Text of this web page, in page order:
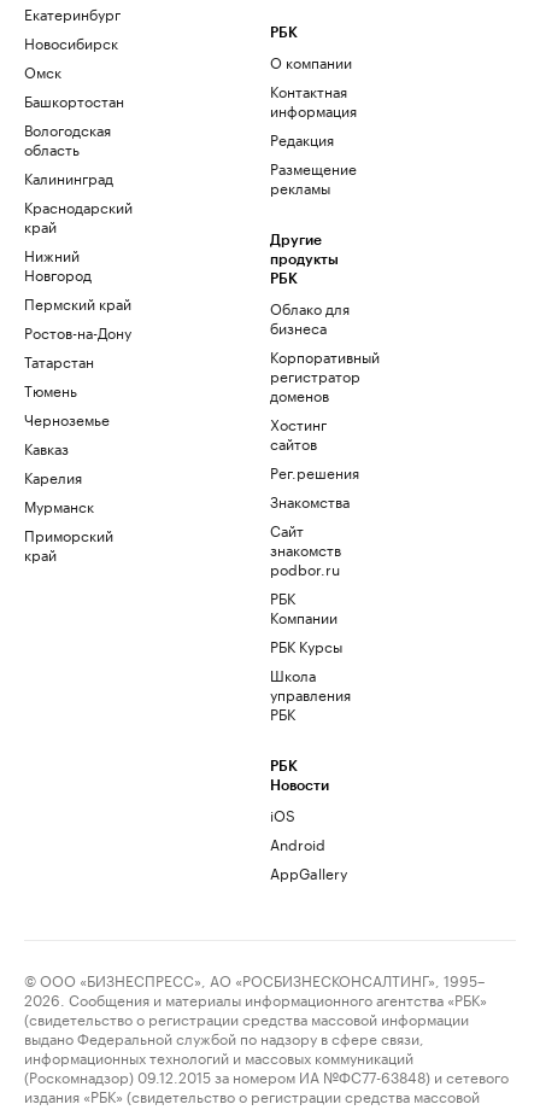
Екатеринбург
Новосибирск
Омск
Башкортостан
Вологодская
область
Калининград
Краснодарский
край
Нижний
Новгород
Пермский край
Ростов-на-Дону
Татарстан
Тюмень
Черноземье
Кавказ
Карелия
Мурманск
Приморский
край
РБК
О компании
Контактная
информация
Редакция
Размещение
рекламы
Другие
продукты
РБК
Облако для
бизнеса
Корпоративный
регистратор
доменов
Хостинг
сайтов
Рег.решения
Знакомства
Сайт
знакомств
podbor.ru
РБК
Компании
РБК Курсы
Школа
управления
РБК
РБК
Новости
iOS
Android
AppGallery
© ООО «БИЗНЕСПРЕСС», АО «РОСБИЗНЕСКОНСАЛТИНГ», 1995–
2026. Сообщения и материалы информационного агентства «РБК»
(свидетельство о регистрации средства массовой информации
выдано Федеральной службой по надзору в сфере связи,
информационных технологий и массовых коммуникаций
(Роскомнадзор) 09.12.2015 за номером ИА №ФС77-63848) и сетевого
издания «РБК» (свидетельство о регистрации средства массовой